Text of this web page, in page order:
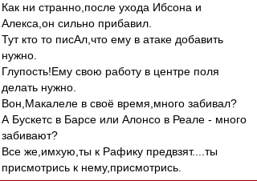
Как ни странно,после ухода Ибсона и
Алекса,он сильно прибавил.
Тут кто то писАл,что ему в атаке добавить
нужно.
Глупость!Ему свою работу в центре поля
делать нужно.
Вон,Макалеле в своё время,много забивал?
А Бускетс в Барсе или Алонсо в Реале - много
забивают?
Все же,имхую,ты к Рафику предвзят....ты
присмотрись к нему,присмотрись.